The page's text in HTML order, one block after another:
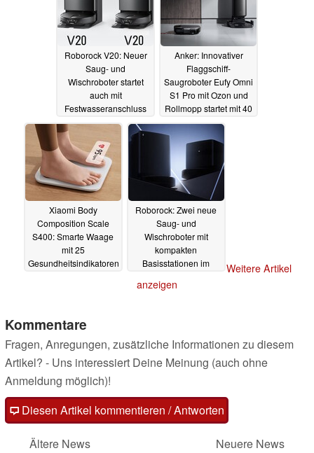
Roborock V20: Neuer
Saug- und
Wischroboter startet
auch mit
Festwasseranschluss
und kantenfreier
Reinigung
04.04.2024
Anker: Innovativer
Flaggschiff-
Saugroboter Eufy Omni
S1 Pro mit Ozon und
Rollmopp startet mit 40
Prozent Rabatt
28.03.2024
Xiaomi Body
Composition Scale
S400: Smarte Waage
mit 25
Gesundheitsindikatoren
Roborock: Zwei neue
Saug- und
Wischroboter mit
kompakten
Basisstationen im
Weitere Artikel
anzeigen
Kommentare
Fragen, Anregungen, zusätzliche Informationen zu diesem
Artikel? - Uns interessiert Deine Meinung (auch ohne
Anmeldung möglich)!
Diesen Artikel kommentieren / Antworten
Ältere News
Neuere News